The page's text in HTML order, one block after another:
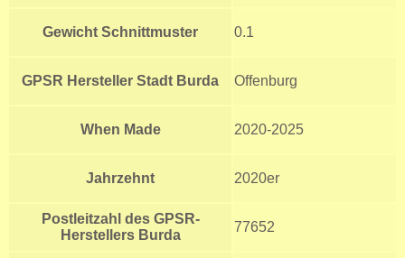
Gewicht Schnittmuster 0.1
GPSR Hersteller Stadt Burda Offenburg
When Made 2020-2025
Jahrzehnt 2020er
Postleitzahl des GPSR-
Herstellers Burda
77652